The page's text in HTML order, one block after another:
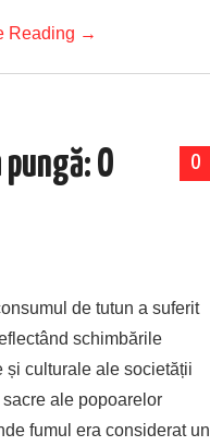
Reading →
0
O
de tutun a suferit
schimbările
și culturale ale societății
ale popoarelor
fumul era considerat un